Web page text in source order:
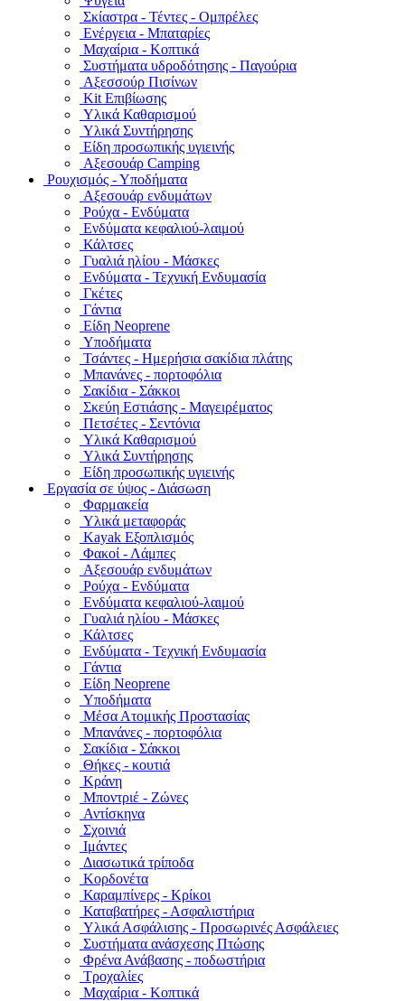
Σκίαστρα - Τέντες - Ομπρέλες
Ενέργεια - Μπαταρίες
Μαχαίρια - Κοπτικά
Συστήματα υδροδότησης - Παγούρια
Αξεσσούρ Πισίνων
Kit Επιβίωσης
Υλικά Καθαρισμού
Υλικά Συντήρησης
Είδη προσωπικής υγιεινής
Αξεσουάρ Camping
Ρουχισμός - Υποδήματα
Αξεσουάρ ενδυμάτων
Ρούχα - Ενδύματα
Ενδύματα κεφαλιού-λαιμού
Κάλτσες
Γυαλιά ηλίου - Μάσκες
Ενδύματα - Τεχνική Ενδυμασία
Γκέτες
Γάντια
Είδη Neoprene
Υποδήματα
Τσάντες - Ημερήσια σακίδια πλάτης
Μπανάνες - πορτοφόλια
Σακίδια - Σάκκοι
Σκεύη Εστιάσης - Μαγειρέματος
Πετσέτες - Σεντόνια
Υλικά Καθαρισμού
Υλικά Συντήρησης
Είδη προσωπικής υγιεινής
Εργασία σε ύψος - Διάσωση
Φαρμακεία
Υλικά μεταφοράς
Kayak Εξοπλισμός
Φακοί - Λάμπες
Αξεσουάρ ενδυμάτων
Ρούχα - Ενδύματα
Ενδύματα κεφαλιού-λαιμού
Γυαλιά ηλίου - Μάσκες
Κάλτσες
Ενδύματα - Τεχνική Ενδυμασία
Γάντια
Είδη Neoprene
Υποδήματα
Μέσα Ατομικής Προστασίας
Μπανάνες - πορτοφόλια
Σακίδια - Σάκκοι
Θήκες - κουτιά
Κράνη
Μποντριέ - Ζώνες
Αντίσκηνα
Σχοινιά
Ιμάντες
Διασωτικά τρίποδα
Κορδονέτα
Καραμπίνερς - Κρίκοι
Καταβατήρες - Ασφαλιστήρια
Υλικά Ασφάλισης - Προσωρινές Ασφάλειες
Συστήματα ανάσχεσης Πτώσης
Φρένα Ανάβασης - ποδωστήρια
Τροχαλίες
Μαχαίρια - Κοπτικά